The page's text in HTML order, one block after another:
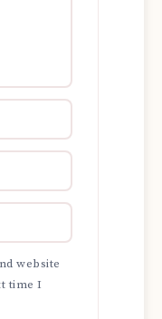
website
time I